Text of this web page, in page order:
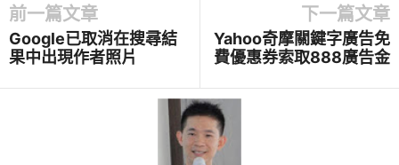
前一篇文章
Google已取消在搜尋結
果中出現作者照片
下一篇文章
Yahoo奇摩關鍵字廣告免
費優惠券索取888廣告金